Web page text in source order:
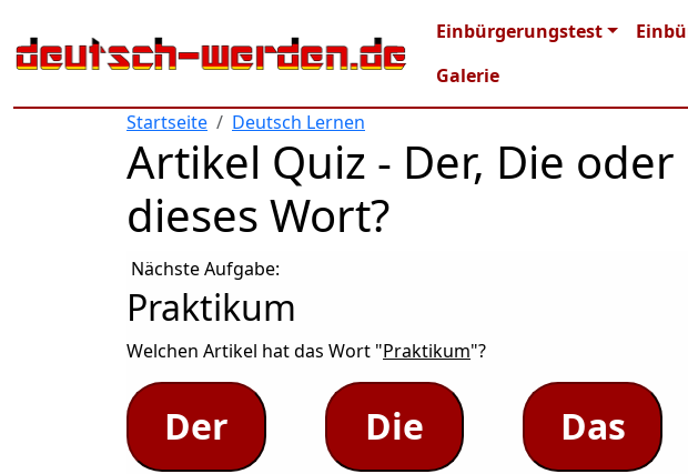
Main
Einbürgerungstest
Galerie
Startseite
Deutsch Lernen
Artikel Quiz - Der, Die
dieses Wort?
Nächste Aufgabe:
Praktikum
Welchen Artikel hat das Wort "Praktikum"?
Der Die Das